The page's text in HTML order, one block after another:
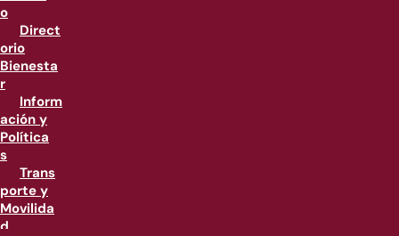
o
Direct
orio
Bienesta
r
Inform
ación y
Política
s
Trans
porte y
Movilida
d